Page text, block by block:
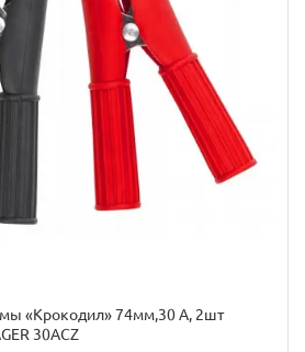
«Крокодил» 74мм,30 А, 2шт
30ACZ